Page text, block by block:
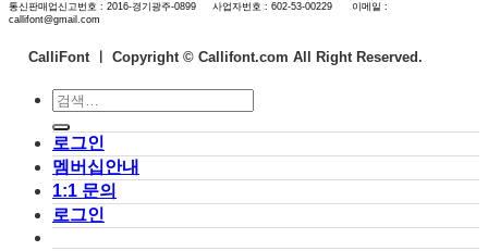
통신판매업신고번호 : 2016-경기광주-0899 사업자번호 : 602-53-00229 이메일 :
callifont@gmail.com
CalliFont ㅣ Copyright © Callifont.com All Right Reserved.
검
색:
로그인
멤버십안내
1:1 문의
로그인